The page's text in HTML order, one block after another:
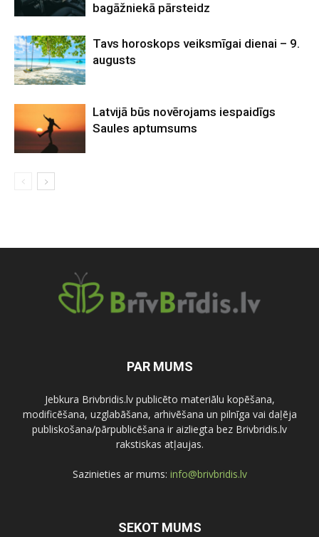
bagāžniekā pārsteidz
Tavs horoskops veiksmīgai dienai – 9.
augusts
Latvijā būs novērojams iespaidīgs
Saules aptumsums
PAR MUMS
Jebkura Brivbridis.lv publicēto materiālu kopēšana,
modificēšana, uzglabāšana, arhivēšana un pilnīga vai daļēja
publiskošana/pārpublicēšana ir aizliegta bez Brivbridis.lv
rakstiskas atļaujas.
Sazinieties ar mums: info@brivbridis.lv
SEKOT MUMS